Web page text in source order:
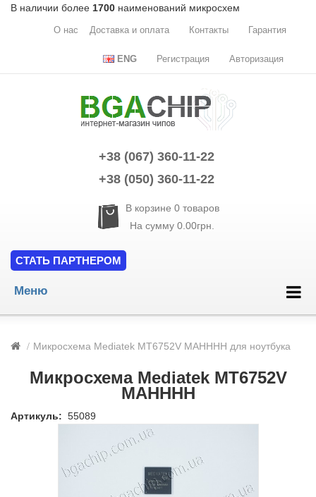
В наличии более 1700 наименований микросхем
О нас Доставка и оплата Контакты Гарантия
ENG Регистрация Авторизация
+38 (067) 360-11-22
+38 (050) 360-11-22
В корзине 0товаров
На сумму 0.00грн.
СТАТЬ ПАРТНЕРОМ
Меню
Микросхема Mediatek MT6752V MAHHHH для ноутбука
Микросхема Mediatek MT6752V
MAHHHH
Артикуль: 55089